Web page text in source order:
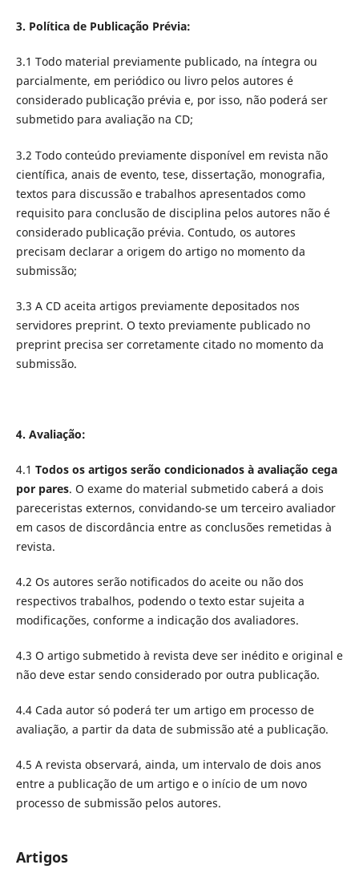
3. Política de Publicação Prévia:
3.1 Todo material previamente publicado, na íntegra ou
parcialmente, em periódico ou livro pelos autores é
considerado publicação prévia e, por isso, não poderá ser
submetido para avaliação na CD;
3.2 Todo conteúdo previamente disponível em revista não
científica, anais de evento, tese, dissertação, monografia,
textos para discussão e trabalhos apresentados como
requisito para conclusão de disciplina pelos autores não é
considerado publicação prévia. Contudo, os autores
precisam declarar a origem do artigo no momento da
submissão;
3.3 A CD aceita artigos previamente depositados nos
servidores preprint. O texto previamente publicado no
preprint precisa ser corretamente citado no momento da
submissão.
4. Avaliação:
4.1 Todos os artigos serão condicionados à avaliação cega
por pares. O exame do material submetido caberá a dois
pareceristas externos, convidando-se um terceiro avaliador
em casos de discordância entre as conclusões remetidas à
revista.
4.2 Os autores serão notificados do aceite ou não dos
respectivos trabalhos, podendo o texto estar sujeita a
modificações, conforme a indicação dos avaliadores.
4.3 O artigo submetido à revista deve ser inédito e original e
não deve estar sendo considerado por outra publicação.
4.4 Cada autor só poderá ter um artigo em processo de
avaliação, a partir da data de submissão até a publicação.
4.5 A revista observará, ainda, um intervalo de dois anos
entre a publicação de um artigo e o início de um novo
processo de submissão pelos autores.
Artigos